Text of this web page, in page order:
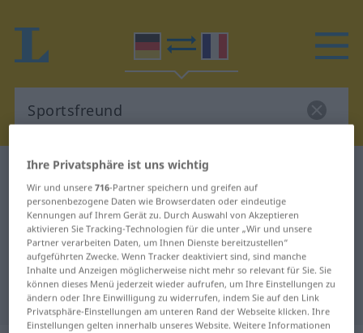
Deutsch-Französisch Wörterbuch
Deutsch-Französisch Übersetzung
für "Sportsfreund"
"Sportsfreund" Französisch
Übersetzung
Ihre Privatsphäre ist uns wichtig
Wir und unsere716-Partner speichern und greifen auf
personenbezogene Daten wie Browserdaten oder eindeutige
Kennungen auf Ihrem Gerät zu. Durch Auswahl von Akzeptieren
aktivieren Sie Tracking-Technologien für die unter „Wir und unsere
Partner verarbeiten Daten, um Ihnen Dienste bereitzustellen“
aufgeführten Zwecke. Wenn Tracker deaktiviert sind, sind manche
Inhalte und Anzeigen möglicherweise nicht mehr so relevant für Sie. Sie
können dieses Menü jederzeit wieder aufrufen, um Ihre Einstellungen zu
ändern oder Ihre Einwilligung zu widerrufen, indem Sie auf den Link
Privatsphäre-Einstellungen am unteren Rand der Webseite klicken. Ihre
Einstellungen gelten innerhalb unseres Website. Weitere Informationen